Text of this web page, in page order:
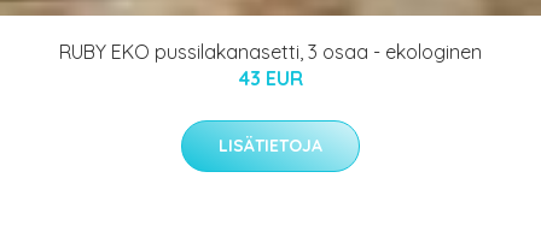
RUBY EKO pussilakanasetti, 3 osaa - ekologinen
43 EUR
LISÄTIETOJA